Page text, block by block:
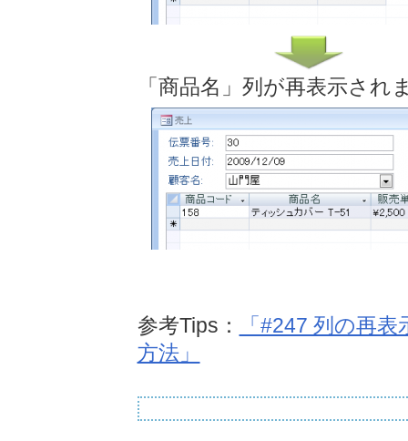
「商品名」列が再表示され
参考Tips：
「#247 列の再
方法」